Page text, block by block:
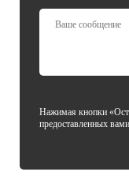
Нажимая кнопки
предоставленных